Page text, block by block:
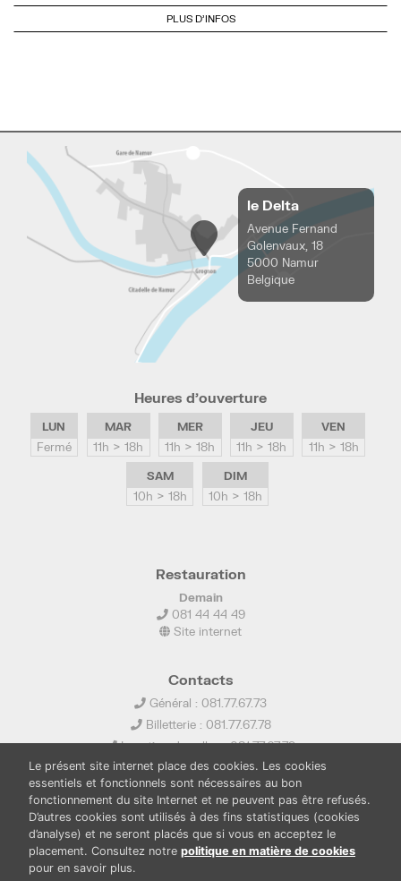
PLUS D'INFOS
le Delta
Avenue Fernand
Golenvaux, 18
5000 Namur
Belgique
Heures d’ouverture
LUN
Fermé
MAR
11h > 18h
MER
11h > 18h
JEU
11h > 18h
VEN
11h > 18h
SAM
10h > 18h
DIM
10h > 18h
Restauration
Demain
081 44 44 49
Site internet
Contacts
Général : 081.77.67.73
Billetterie : 081.77.67.78
Location de salles : 081.77.67.79
info@ledelta.be
Le présent site internet place des cookies. Les cookies
essentiels et fonctionnels sont nécessaires au bon
fonctionnement du site Internet et ne peuvent pas être refusés.
D’autres cookies sont utilisés à des fins statistiques (cookies
d’analyse) et ne seront placés que si vous en acceptez le
placement. Consultez notre politique en matière de cookies
pour en savoir plus.